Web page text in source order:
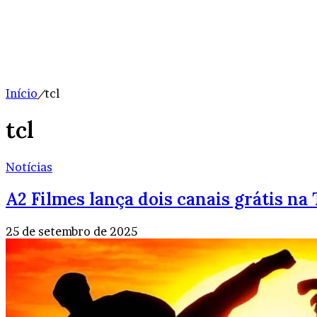
Início/tcl
tcl
Notícias
A2 Filmes lança dois canais grátis na
25 de setembro de 2025